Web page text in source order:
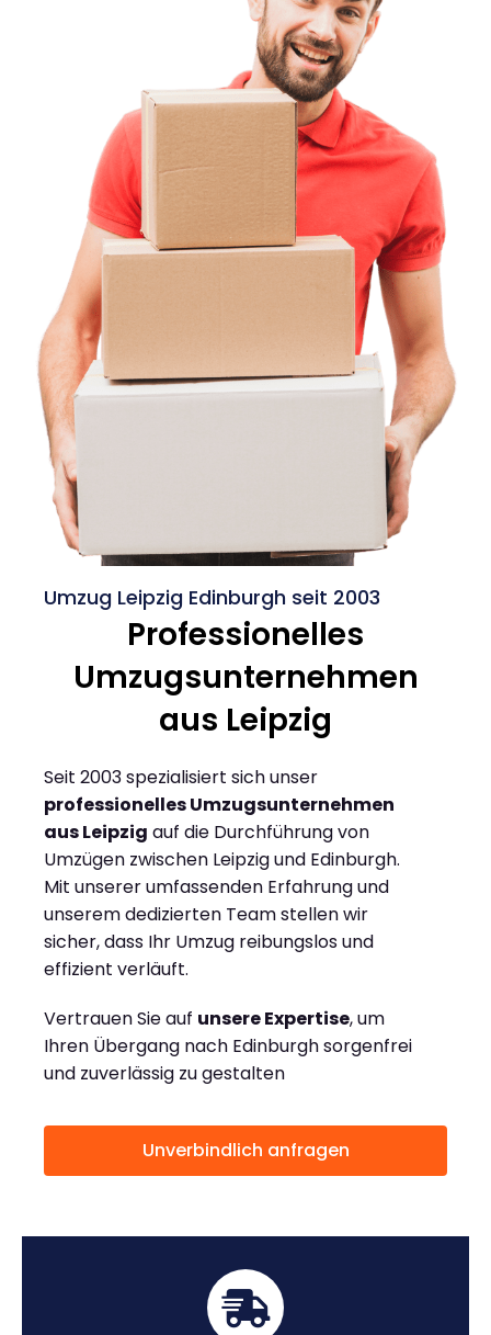
Umzug Leipzig Edinburgh seit 2003
Professionelles
Umzugsunternehmen
aus Leipzig
Seit 2003 spezialisiert sich unser
professionelles Umzugsunternehmen
aus Leipzig auf die Durchführung von
Umzügen zwischen Leipzig und Edinburgh.
Mit unserer umfassenden Erfahrung und
unserem dedizierten Team stellen wir
sicher, dass Ihr Umzug reibungslos und
effizient verläuft.
Vertrauen Sie auf unsere Expertise, um
Ihren Übergang nach Edinburgh sorgenfrei
und zuverlässig zu gestalten
Unverbindlich anfragen